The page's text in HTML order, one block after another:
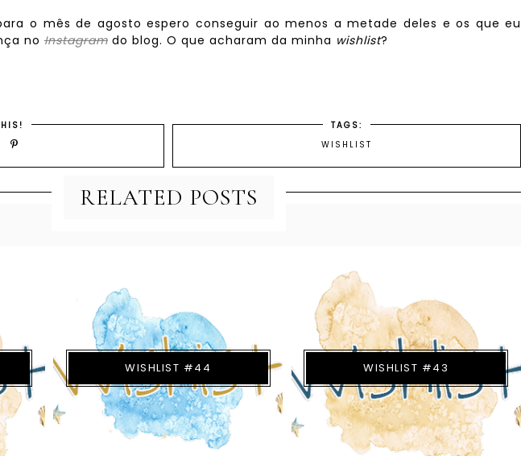
o mês de agosto espero conseguir ao menos a metade deles e os que eu
noInstagramdo blog. O que acharam da minha wishlist?
TAGS:
WISHLIST
RELATED POSTS
WISHLIST #44 WISHLIST #43